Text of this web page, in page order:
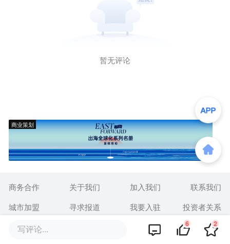
暂无评论
商业策划
写评论... 6 2
商务合作 关于我们 加入我们
联系我们
城市加盟
寻求报道 我要入驻 投资者关系
违法和不良信息、未成年人保护举报电话：010-89650707